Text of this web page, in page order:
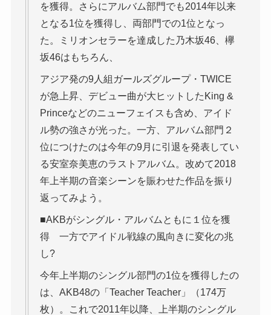
を獲得。さらにアルバム部門でも2014年以来
となる1位を獲得し、両部門での1位となっ
た。ミリオンセラーを達成した乃木坂46、欅
坂46はもちろん、
アジア発の9人組ガールズグループ・TWICE
が急上昇、デビュー曲が大ヒットしたKing &
Princeなどのニューフェイスも含め、アイド
ル勢の強さが光った。一方、アルバム部門２
位につけたのは今年の9月に引退を発表してい
る安室奈美恵のラストアルバム。改めて2018
年上半期の音楽シーンを賑わせた作品を振り
返ってみよう。
■AKBがシングル・アルバムともに１位を獲
得 一方でアイドル戦線の風向きに変化の兆
し?
今年上半期のシングル部門の1位を獲得したの
は、AKB48の「Teacher Teacher」（174万
枚）。これで2011年以降、上半期のシングル